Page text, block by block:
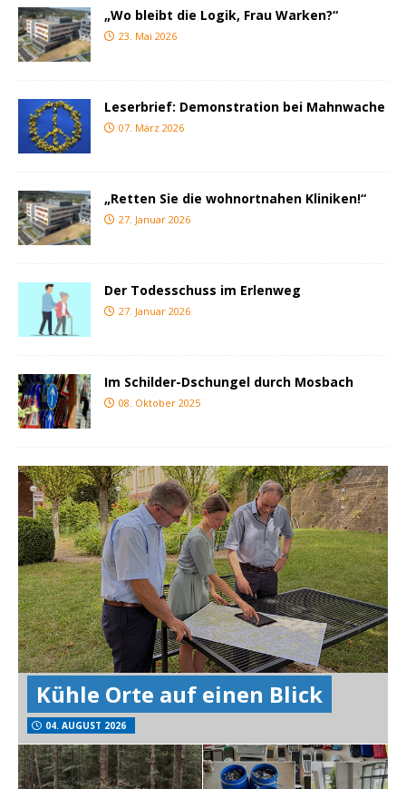
„Wo bleibt die Logik, Frau Warken?“
23. Mai 2026
Leserbrief: Demonstration bei Mahnwache
07. März 2026
„Retten Sie die wohnortnahen Kliniken!“
27. Januar 2026
Der Todesschuss im Erlenweg
27. Januar 2026
Im Schilder-Dschungel durch Mosbach
08. Oktober 2025
Kühle Orte auf einen Blick
04. AUGUST 2026